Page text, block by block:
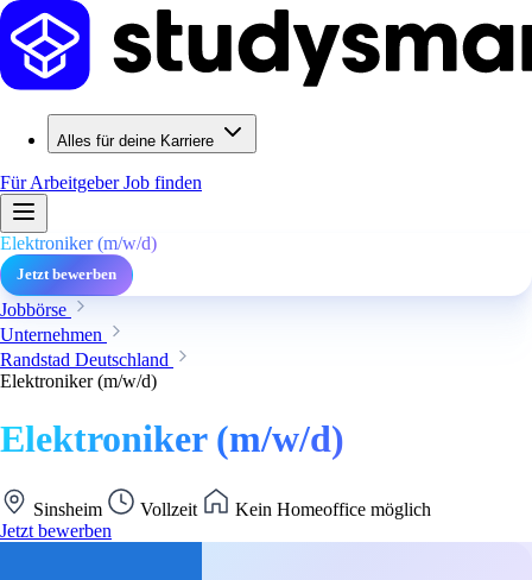
Alles für deine Karriere
Für ArbeitgeberJob finden
Elektroniker (m/w/d)
Jetzt bewerben
Jobbörse
Unternehmen
Randstad Deutschland
Elektroniker (m/w/d)
Elektroniker (m/w/d)
Sinsheim Vollzeit
Kein Homeoffice möglich
Jetzt bewerben